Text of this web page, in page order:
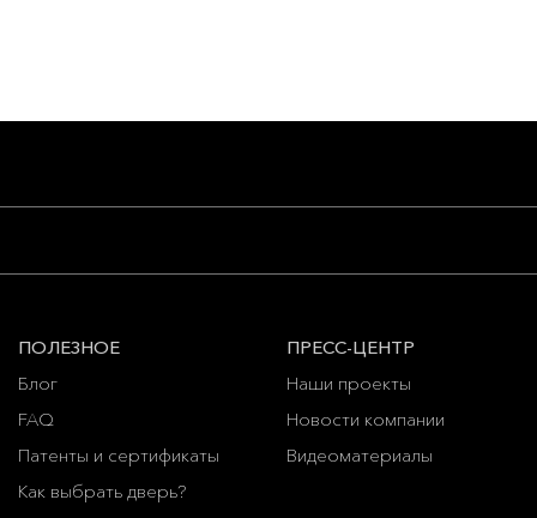
ПОЛЕЗНОЕ
Блог
FAQ
Патенты и сертификаты
Как выбрать дверь?
ПРЕСС-ЦЕНТР
Наши проекты
Новости компании
Видеоматериалы